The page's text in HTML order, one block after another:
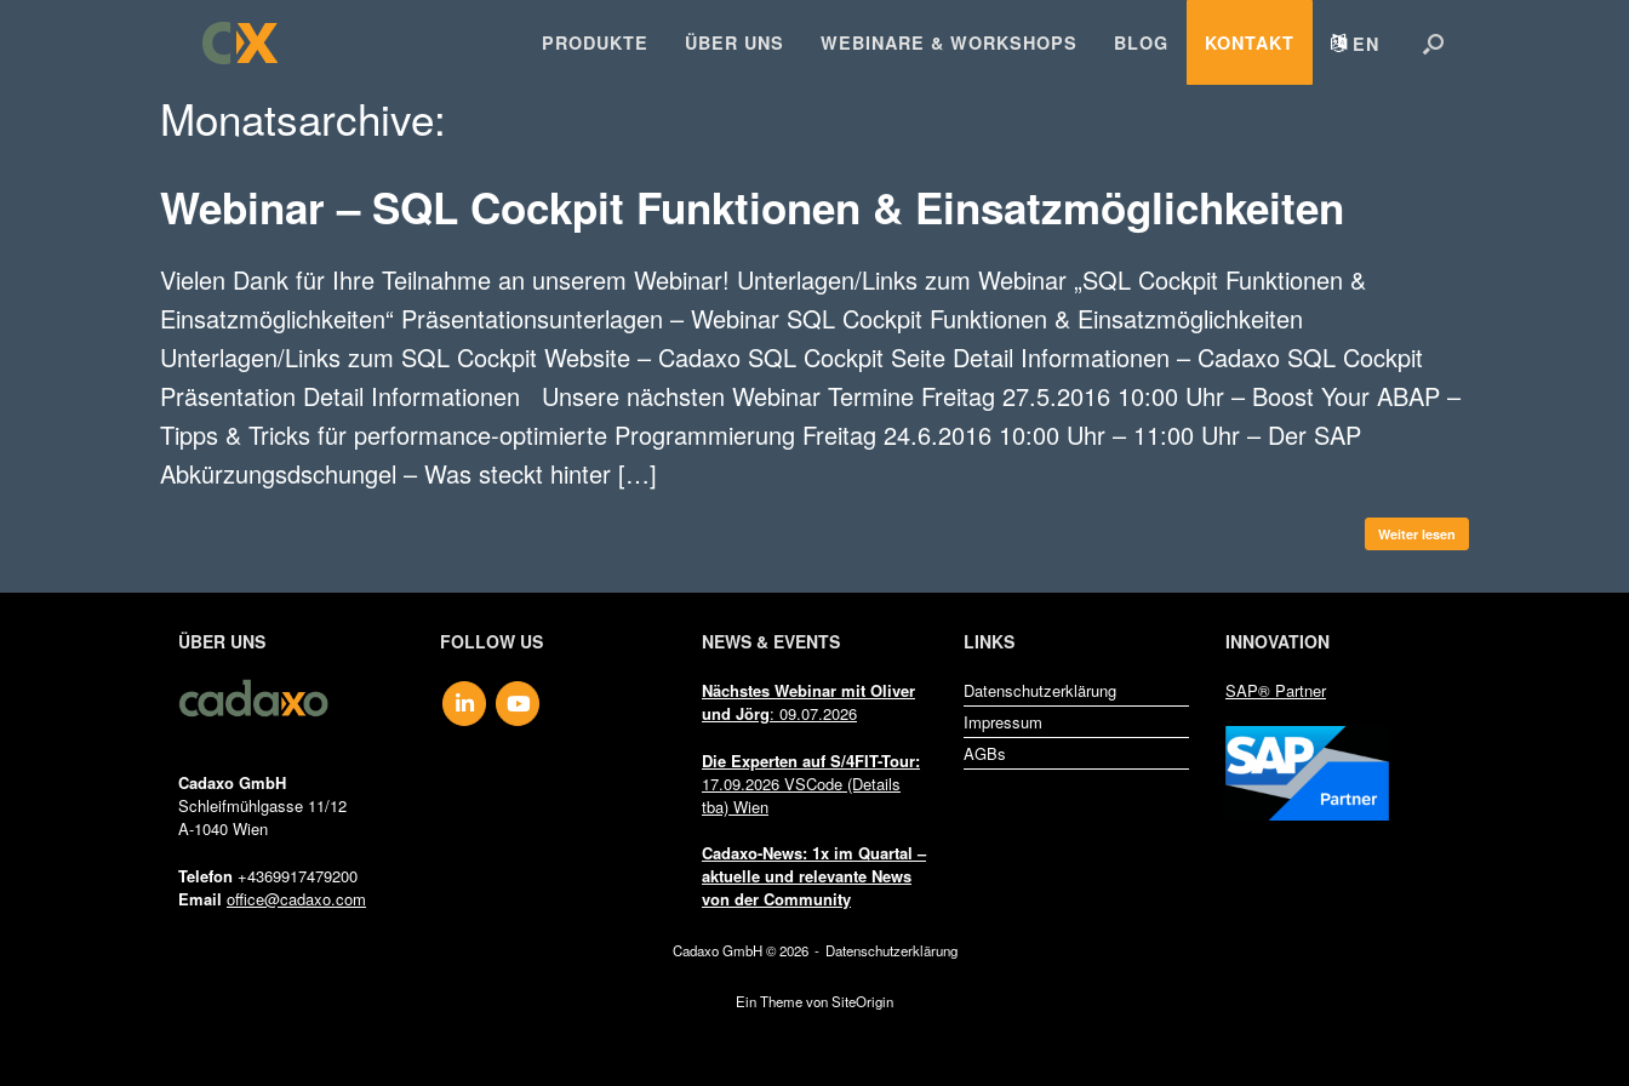
PRODUKTE ÜBER UNS WEBINARE & WORKSHOPS BLOG KONTAKT EN
Monatsarchive:
Webinar – SQL Cockpit Funktionen & Einsatzmöglichkeiten
Vielen Dank für Ihre Teilnahme an unserem Webinar! Unterlagen/Links zum Webinar „SQL Cockpit Funktionen &
Einsatzmöglichkeiten“ Präsentationsunterlagen – Webinar SQL Cockpit Funktionen & Einsatzmöglichkeiten
Unterlagen/Links zum SQL Cockpit Website – Cadaxo SQL Cockpit Seite Detail Informationen – Cadaxo SQL Cockpit
Präsentation Detail Informationen Unsere nächsten Webinar Termine Freitag 27.5.2016 10:00 Uhr – Boost Your ABAP –
Tipps & Tricks für performance-optimierte Programmierung Freitag 24.6.2016 10:00 Uhr – 11:00 Uhr – Der SAP
Abkürzungsdschungel – Was steckt hinter […]
Weiter lesen
ÜBER UNS
Cadaxo GmbH
Schleifmühlgasse 11/12
A-1040 Wien
Telefon +4369917479200
Email office@cadaxo.com
FOLLOW US NEWS & EVENTS
Nächstes Webinar mit Oliver
und Jörg: 09.07.2026
Die Experten auf S/4FIT-Tour:
17.09.2026 VSCode (Details
tba) Wien
Cadaxo-News: 1x im Quartal –
aktuelle und relevante News
von der Community
LINKS
Datenschutzerklärung
Impressum
AGBs
INNOVATION
SAP® Partner
Cadaxo GmbH © 2026 Datenschutzerklärung
Ein Theme vonSiteOrigin
Produkt Kontaktaufnahme
Produktwahl*
SQL Cockpit for SAP® Systems
Rapid Report Generator for SAP Fiori®
SAP®-Formularerstellung mit dox42®
Telefon (optional)
Zusätzliche Nachricht (optional)
*
Ich stimme der Speicherung und Verarbeitung meiner Daten nach der EU-DSGVO zu und akzeptiere die